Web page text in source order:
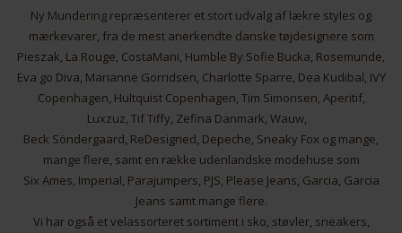
Ny Mundering repræsenterer et stort udvalg af lækre styles og
mærkevarer, fra de mest anerkendte danske tøjdesignere som
Pieszak, La Rouge, CostaMani, Humble By Sofie Bucka, Rosemunde,
Eva go Diva, Marianne Gorridsen, Charlotte Sparre, Dea Kudibal, IVY
Copenhagen, Hultquist Copenhagen, Tim Simonsen, Aperitif,
Luxzuz, Tif Tiffy, Zefina Danmark, Wauw,
Beck Söndergaard, ReDesigned, Depeche, Sneaky Fox og mange,
mange flere, samt en række udenlandske modehuse som
Six Ames, Imperial, Parajumpers, PJS, Please Jeans, Garcia, Garcia
Jeans samt mange flere.
Vi har også et velassorteret sortiment i sko, støvler, sneakers,